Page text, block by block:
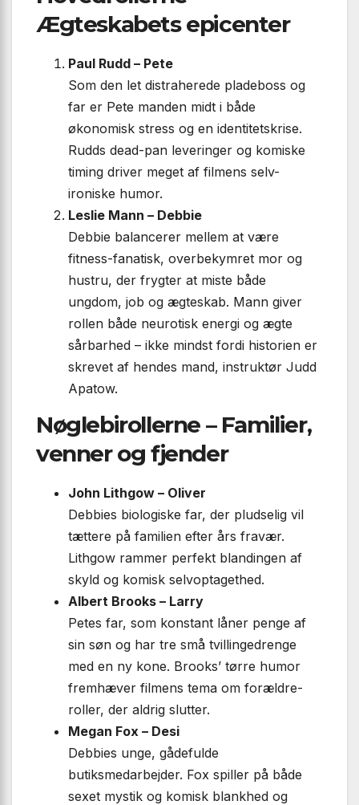
Ægteskabets epicenter
Paul Rudd – Pete
Som den let distraherede plade­boss og
far er Pete manden midt i både
økonomisk stress og en identitets­krise.
Rudds dead-pan leveringer og komiske
timing driver meget af filmens selv-
ironiske humor.
Leslie Mann – Debbie
Debbie balancerer mellem at være
fitness-fanatisk, overbekymret mor og
hustru, der frygter at miste både
ungdom, job og ægteskab. Mann giver
rollen både neurotisk energi og ægte
sårbarhed – ikke mindst fordi historien er
skrevet af hendes mand, instruktør Judd
Apatow.
Nøglebirollerne – Familier,
venner og fjender
John Lithgow – Oliver
Debbies biologiske far, der pludselig vil
tættere på familien efter års fravær.
Lithgow rammer perfekt blandingen af
skyld og komisk selv­optagethed.
Albert Brooks – Larry
Petes far, som konstant låner penge af
sin søn og har tre små tvillingedrenge
med en ny kone. Brooks’ tørre humor
fremhæver filmens tema om forældre­
roller, der aldrig slutter.
Megan Fox – Desi
Debbies unge, gådefulde
butiksmedarbejder. Fox spiller på både
sexet mystik og komisk blankhed og